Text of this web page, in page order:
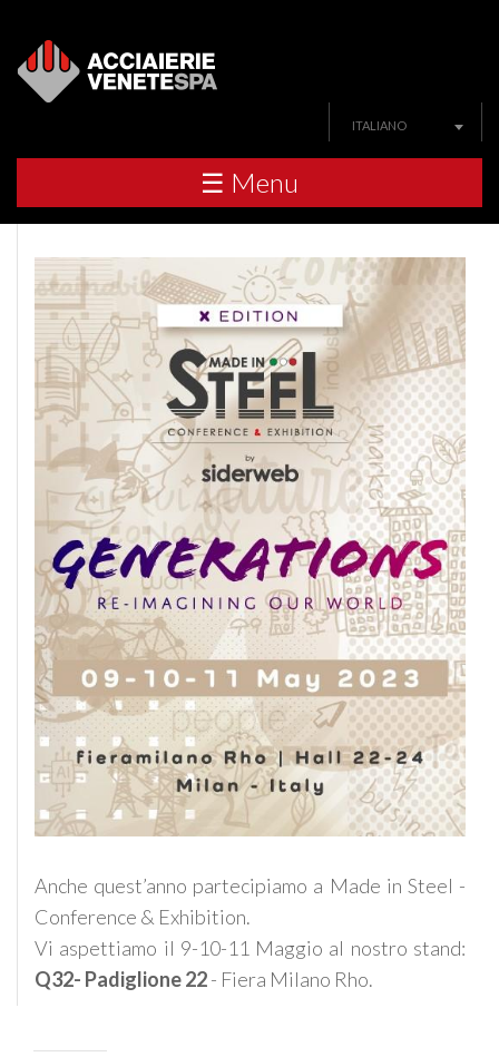
ITALIANO
☰ Menu
Anche quest’anno partecipiamo a Made in Steel -
Conference & Exhibition.
Vi aspettiamo il 9-10-11 Maggio al nostro stand:
Q32- Padiglione 22- Fiera Milano Rho.